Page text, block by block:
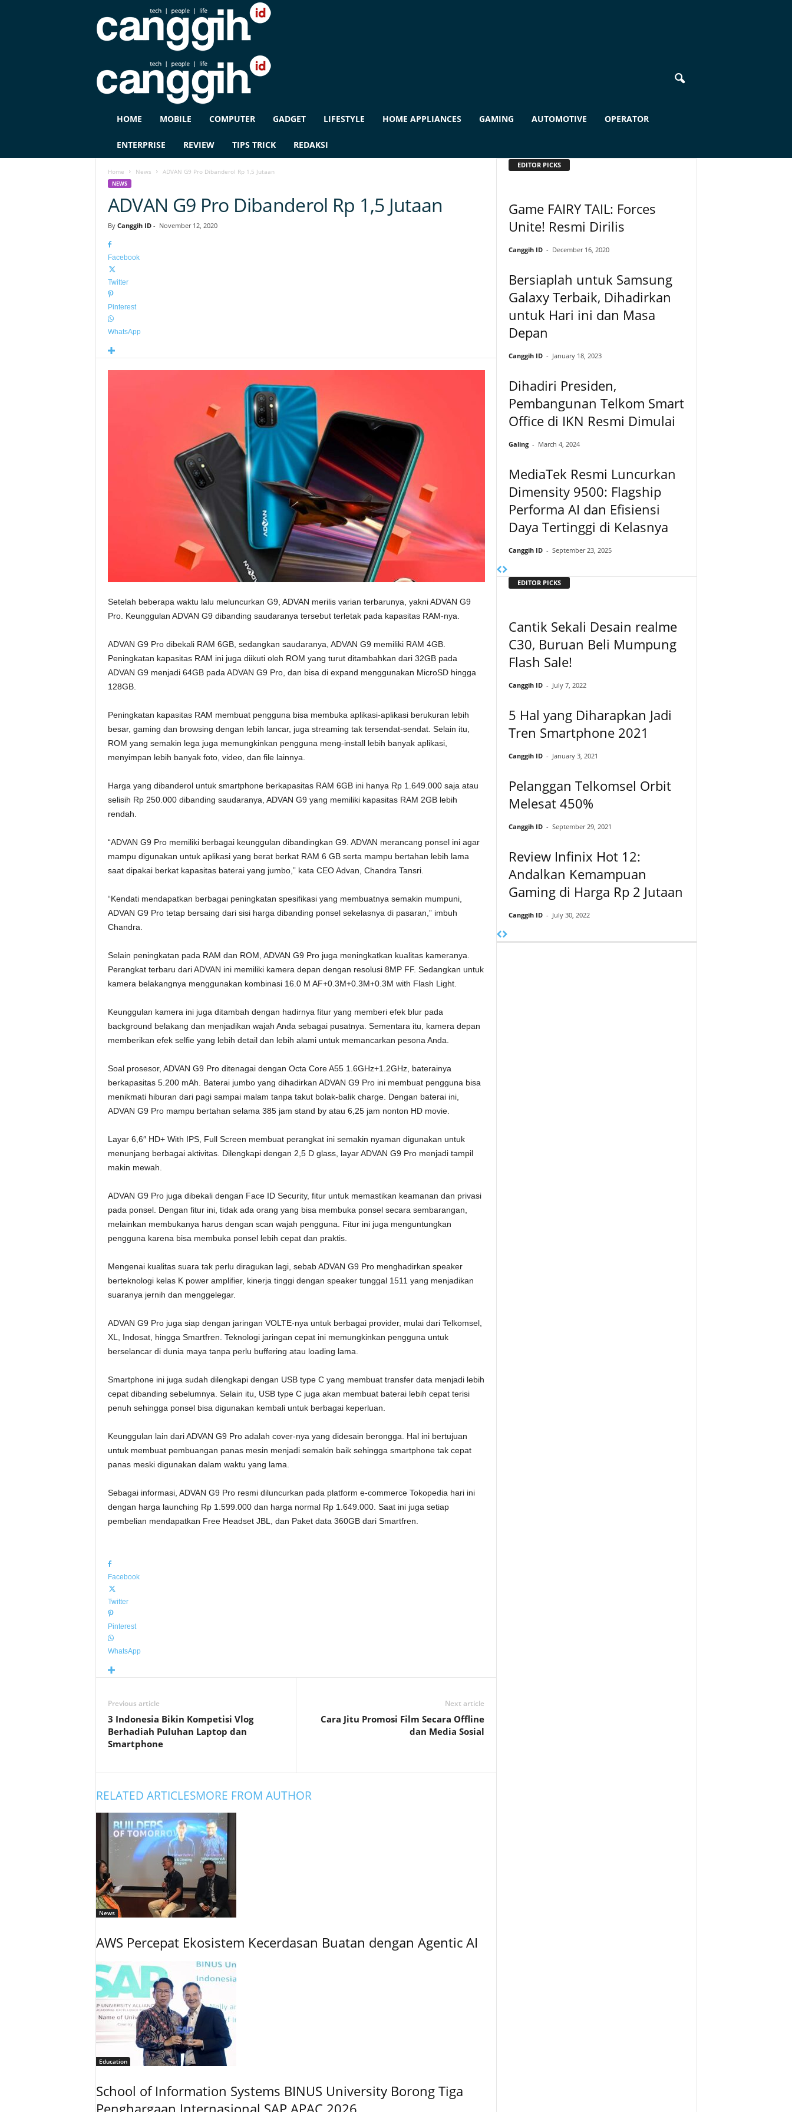
G
HOME MOBILE COMPUTER GADGET LIFESTYLE HOME APPLIANCES GAMING AUTOMOTIVE OPERATOR
ENTERPRISE REVIEW TIPS TRICK REDAKSI
Home News ADVAN G9 Pro Dibanderol Rp 1,5 Jutaan
NEWS
ADVAN G9 Pro Dibanderol Rp 1,5 Jutaan
By Canggih ID- November 12, 2020
Facebook
Twitter
Pinterest
WhatsApp
Setelah beberapa waktu lalu meluncurkan G9, ADVAN merilis varian terbarunya, yakni ADVAN G9
Pro. Keunggulan ADVAN G9 dibanding saudaranya tersebut terletak pada kapasitas RAM-nya.
ADVAN G9 Pro dibekali RAM 6GB, sedangkan saudaranya, ADVAN G9 memiliki RAM 4GB.
Peningkatan kapasitas RAM ini juga diikuti oleh ROM yang turut ditambahkan dari 32GB pada
ADVAN G9 menjadi 64GB pada ADVAN G9 Pro, dan bisa di expand menggunakan MicroSD hingga
128GB.
Peningkatan kapasitas RAM membuat pengguna bisa membuka aplikasi-aplikasi berukuran lebih
besar, gaming dan browsing dengan lebih lancar, juga streaming tak tersendat-sendat. Selain itu,
ROM yang semakin lega juga memungkinkan pengguna meng-install lebih banyak aplikasi,
menyimpan lebih banyak foto, video, dan file lainnya.
Harga yang dibanderol untuk smartphone berkapasitas RAM 6GB ini hanya Rp 1.649.000 saja atau
selisih Rp 250.000 dibanding saudaranya, ADVAN G9 yang memiliki kapasitas RAM 2GB lebih
rendah.
“ADVAN G9 Pro memiliki berbagai keunggulan dibandingkan G9. ADVAN merancang ponsel ini agar
mampu digunakan untuk aplikasi yang berat berkat RAM 6 GB serta mampu bertahan lebih lama
saat dipakai berkat kapasitas baterai yang jumbo,” kata CEO Advan, Chandra Tansri.
“Kendati mendapatkan berbagai peningkatan spesifikasi yang membuatnya semakin mumpuni,
ADVAN G9 Pro tetap bersaing dari sisi harga dibanding ponsel sekelasnya di pasaran,” imbuh
Chandra.
Selain peningkatan pada RAM dan ROM, ADVAN G9 Pro juga meningkatkan kualitas kameranya.
Perangkat terbaru dari ADVAN ini memiliki kamera depan dengan resolusi 8MP FF. Sedangkan untuk
kamera belakangnya menggunakan kombinasi 16.0 M AF+0.3M+0.3M+0.3M with Flash Light.
Keunggulan kamera ini juga ditambah dengan hadirnya fitur yang memberi efek blur pada
background belakang dan menjadikan wajah Anda sebagai pusatnya. Sementara itu, kamera depan
memberikan efek selfie yang lebih detail dan lebih alami untuk memancarkan pesona Anda.
Soal prosesor, ADVAN G9 Pro ditenagai dengan Octa Core A55 1.6GHz+1.2GHz, baterainya
berkapasitas 5.200 mAh. Baterai jumbo yang dihadirkan ADVAN G9 Pro ini membuat pengguna bisa
menikmati hiburan dari pagi sampai malam tanpa takut bolak-balik charge. Dengan baterai ini,
ADVAN G9 Pro mampu bertahan selama 385 jam stand by atau 6,25 jam nonton HD movie.
Layar 6,6″ HD+ With IPS, Full Screen membuat perangkat ini semakin nyaman digunakan untuk
menunjang berbagai aktivitas. Dilengkapi dengan 2,5 D glass, layar ADVAN G9 Pro menjadi tampil
makin mewah.
ADVAN G9 Pro juga dibekali dengan Face ID Security, fitur untuk memastikan keamanan dan privasi
pada ponsel. Dengan fitur ini, tidak ada orang yang bisa membuka ponsel secara sembarangan,
melainkan membukanya harus dengan scan wajah pengguna. Fitur ini juga menguntungkan
pengguna karena bisa membuka ponsel lebih cepat dan praktis.
Mengenai kualitas suara tak perlu diragukan lagi, sebab ADVAN G9 Pro menghadirkan speaker
berteknologi kelas K power amplifier, kinerja tinggi dengan speaker tunggal 1511 yang menjadikan
suaranya jernih dan menggelegar.
ADVAN G9 Pro juga siap dengan jaringan VOLTE-nya untuk berbagai provider, mulai dari Telkomsel,
XL, Indosat, hingga Smartfren. Teknologi jaringan cepat ini memungkinkan pengguna untuk
berselancar di dunia maya tanpa perlu buffering atau loading lama.
Smartphone ini juga sudah dilengkapi dengan USB type C yang membuat transfer data menjadi lebih
cepat dibanding sebelumnya. Selain itu, USB type C juga akan membuat baterai lebih cepat terisi
penuh sehingga ponsel bisa digunakan kembali untuk berbagai keperluan.
Keunggulan lain dari ADVAN G9 Pro adalah cover-nya yang didesain berongga. Hal ini bertujuan
untuk membuat pembuangan panas mesin menjadi semakin baik sehingga smartphone tak cepat
panas meski digunakan dalam waktu yang lama.
Sebagai informasi, ADVAN G9 Pro resmi diluncurkan pada platform e-commerce Tokopedia hari ini
dengan harga launching Rp 1.599.000 dan harga normal Rp 1.649.000. Saat ini juga setiap
pembelian mendapatkan Free Headset JBL, dan Paket data 360GB dari Smartfren.
Facebook
Twitter
Pinterest
WhatsApp
Previous article
3 Indonesia Bikin Kompetisi Vlog
Berhadiah Puluhan Laptop dan
Smartphone
Next article
Cara Jitu Promosi Film Secara Offline
dan Media Sosial
RELATED ARTICLESMORE FROM AUTHOR
News
AWS Percepat Ekosistem Kecerdasan Buatan dengan Agentic AI
Education
School of Information Systems BINUS University Borong Tiga
Penghargaan Internasional SAP APAC 2026
EDITOR PICKS
Game FAIRY TAIL: Forces
Unite! Resmi Dirilis
Canggih ID - December 16, 2020
Bersiaplah untuk Samsung
Galaxy Terbaik, Dihadirkan
untuk Hari ini dan Masa
Depan
Canggih ID - January 18, 2023
Dihadiri Presiden,
Pembangunan Telkom Smart
Office di IKN Resmi Dimulai
Galing - March 4, 2024
MediaTek Resmi Luncurkan
Dimensity 9500: Flagship
Performa AI dan Efisiensi
Daya Tertinggi di Kelasnya
Canggih ID - September 23, 2025
EDITOR PICKS
Cantik Sekali Desain realme
C30, Buruan Beli Mumpung
Flash Sale!
Canggih ID - July 7, 2022
5 Hal yang Diharapkan Jadi
Tren Smartphone 2021
Canggih ID - January 3, 2021
Pelanggan Telkomsel Orbit
Melesat 450%
Canggih ID - September 29, 2021
Review Infinix Hot 12:
Andalkan Kemampuan
Gaming di Harga Rp 2 Jutaan
Canggih ID - July 30, 2022